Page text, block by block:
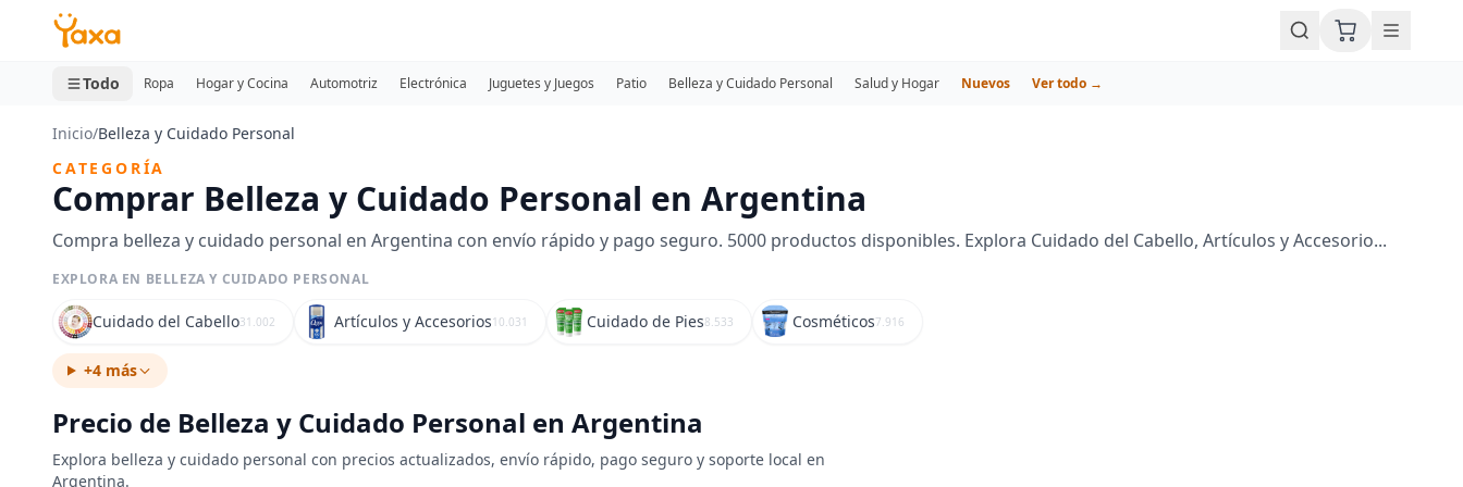
MINI CARRITO
0 productos
Todo Ropa Hogar y Cocina Automotriz Electrónica Juguetes y Juegos Patio Belleza y Cuidado Personal Salud y Hogar Nuevos Ver todo →
Inicio/Belleza y Cuidado Personal
CATEGORÍA
Comprar Belleza y Cuidado Personal en Argentina
Compra belleza y cuidado personal en Argentina con envío rápido y pago seguro. 5000 productos disponibles. Explora Cuidado del Cabello, Artículos y Accesorio...
EXPLORA EN BELLEZA Y CUIDADO PERSONAL
Cuidado del Cabello31.002 Artículos y Accesorios10.031 Cuidado de Pies8.533 Cosméticos7.916
+4 más
Precio de Belleza y Cuidado Personal en Argentina
Explora belleza y cuidado personal con precios actualizados, envío rápido, pago seguro y soporte local en
Argentina.